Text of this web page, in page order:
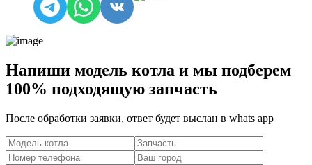
Напиши модель котла и мы подберем
100% подходящую запчасть
После обработки заявки, ответ будет выслан в whats app